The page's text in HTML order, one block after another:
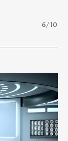
6/10